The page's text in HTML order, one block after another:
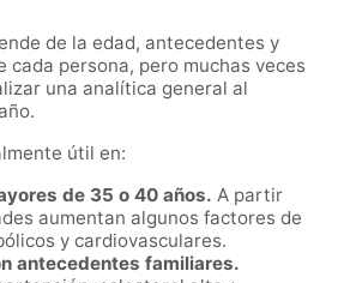
de la edad, antecedentes y
cada persona, pero muchas veces
una analítica general al
útil en:
de 35 o 40 años. A partir
aumentan algunos factores de
y cardiovasculares.
antecedentes familiares.